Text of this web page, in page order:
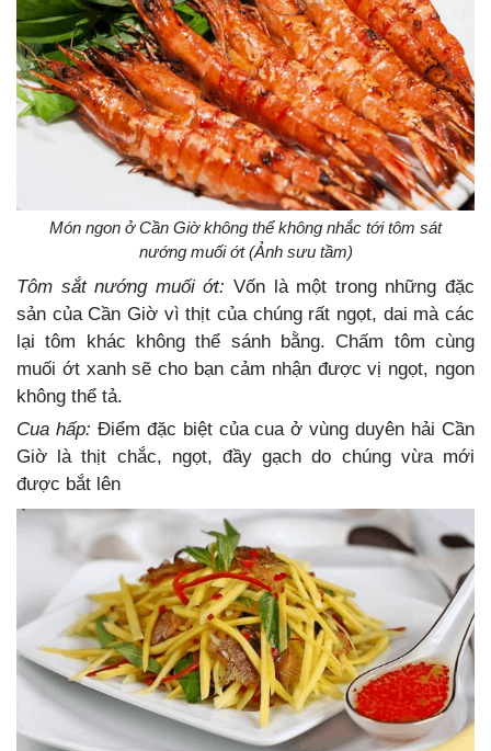
Món ngon ở Cần Giờ không thể không nhắc tới tôm sát
nướng muối ớt (Ảnh sưu tầm)
Tôm sắt nướng muối ớt: Vốn là một trong những đặc
sản của Cần Giờ vì thịt của chúng rất ngọt, dai mà các
lại tôm khác không thể sánh bằng. Chấm tôm cùng
muối ớt xanh sẽ cho bạn cảm nhận được vị ngọt, ngon
không thể tả.
Cua hấp: Điểm đặc biệt của cua ở vùng duyên hải Cần
Giờ là thịt chắc, ngọt, đầy gạch do chúng vừa mới
được bắt lên